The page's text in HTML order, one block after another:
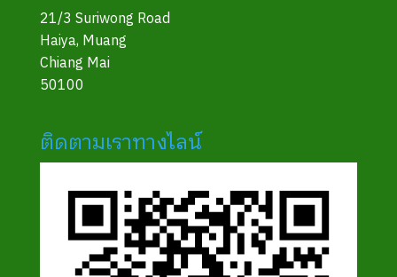
21/3 Suriwong Road
Haiya, Muang
Chiang Mai
50100
ติดตามเราทางไลน์